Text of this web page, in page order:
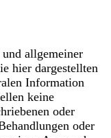
allgemeiner
hier dargestellten
Information
keine
oder
oder